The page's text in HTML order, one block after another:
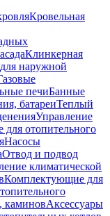
Кровельная
Клинкерная
наружной
печиБанные
батареиТеплый
Управление
отопительного
Насосы
Отвод и подвод
климатической
Комплектующие для
каминовАксессуары